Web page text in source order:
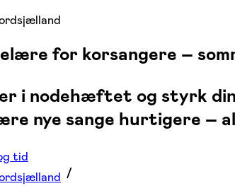
for korsangere –
i nodehæftet og styrk
nye sange hurtigere –
tid